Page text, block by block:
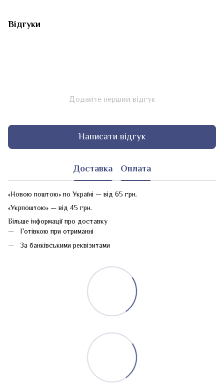
Відгуки
Додайте перший відгук
Написати відгук
Доставка Оплата
«Новою поштою» по Україні — від 65 грн.
«Укрпоштою» — від 45 грн.
Більше інформації про доставку
Готівкою при отриманні
За банківськими реквізитами